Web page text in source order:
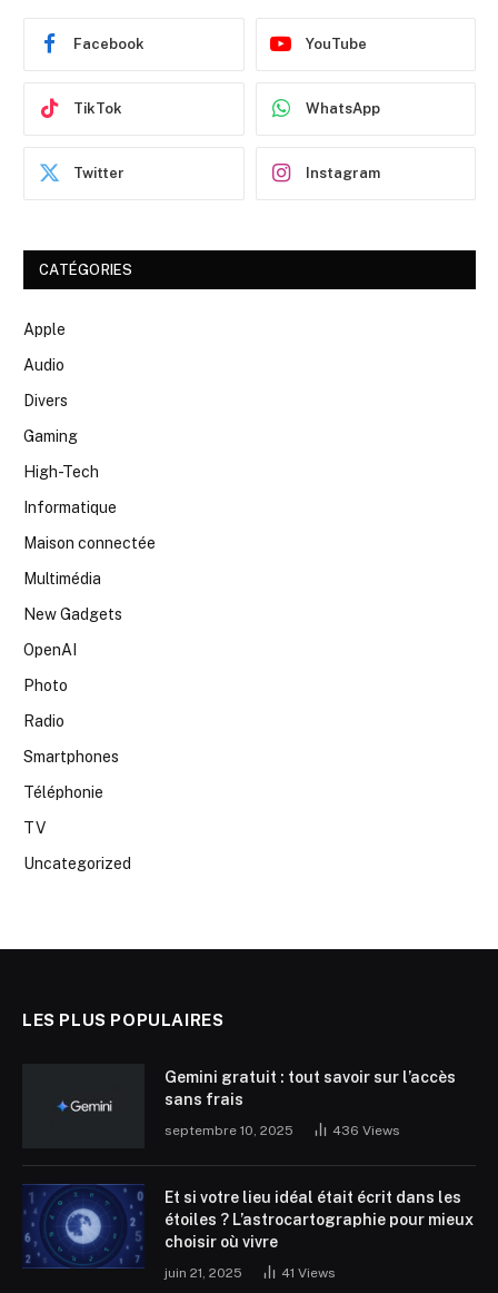
Facebook YouTube
TikTok WhatsApp
Twitter Instagram
CATÉGORIES
Apple
Audio
Divers
Gaming
High-Tech
Informatique
Maison connectée
Multimédia
New Gadgets
OpenAI
Photo
Radio
Smartphones
Téléphonie
TV
Uncategorized
LES PLUS POPULAIRES
Gemini gratuit : tout savoir sur l’accès
sans frais
septembre 10, 2025 436 Views
Et si votre lieu idéal était écrit dans les
étoiles ? L’astrocartographie pour mieux
choisir où vivre
juin 21, 2025 41 Views